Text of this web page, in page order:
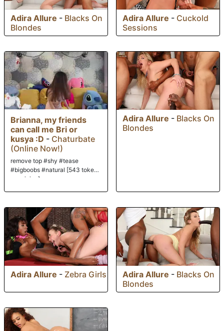
Adira Allure - Blacks On
Blondes
Adira Allure - Cuckold
Sessions
Brianna, my friends
can call me Bri or
kusya :D - Chaturbate
(Online Now!)
remove top #shy #tease
#bigboobs #natural [543 tokens
remaining]
Adira Allure - Blacks On
Blondes
Adira Allure - Zebra Girls Adira Allure - Blacks On
Blondes